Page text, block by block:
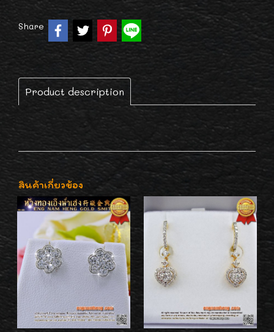
Share
Product description
สินค้าเกี่ยวข้อง